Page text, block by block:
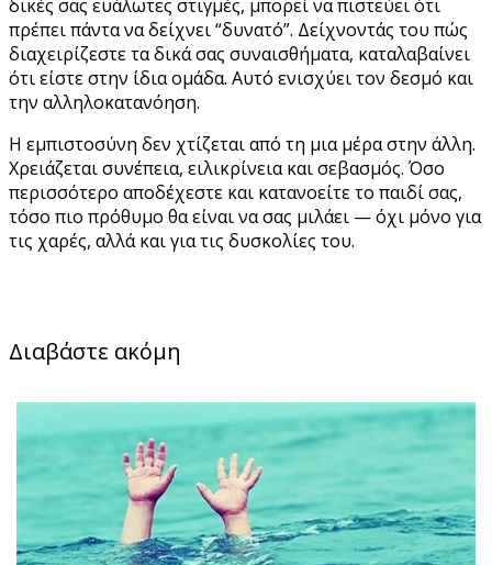
δικές σας ευάλωτες στιγμές, μπορεί να πιστεύει ότι
πρέπει πάντα να δείχνει “δυνατό”. Δείχνοντάς του πώς
διαχειρίζεστε τα δικά σας συναισθήματα, καταλαβαίνει
ότι είστε στην ίδια ομάδα. Αυτό ενισχύει τον δεσμό και
την αλληλοκατανόηση.
Η εμπιστοσύνη δεν χτίζεται από τη μια μέρα στην άλλη.
Χρειάζεται συνέπεια, ειλικρίνεια και σεβασμός. Όσο
περισσότερο αποδέχεστε και κατανοείτε το παιδί σας,
τόσο πιο πρόθυμο θα είναι να σας μιλάει — όχι μόνο για
τις χαρές, αλλά και για τις δυσκολίες του.
Διαβάστε ακόμη